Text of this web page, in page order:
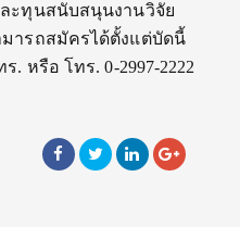
ละทุนสนับสนุนงานวิจัย
มารถสมัครได้ตั้งแต่บัดนี้
. หรือ โทร. 0-2997-2222